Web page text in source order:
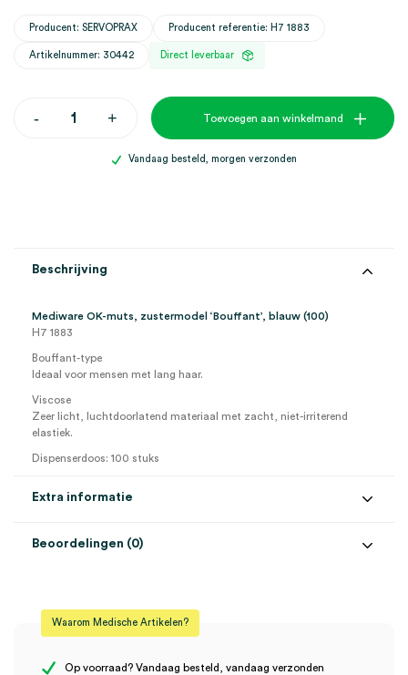
Producent: SERVOPRAX Producent referentie: H7 1883
Artikelnummer: 30442 Direct leverbaar
-Mediware
zustermodel
+ Toevoegen aan winkelmand
Vandaag besteld, morgen verzonden
Beschrijving
Mediware OK-muts, zustermodel ‘Bouffant’, blauw (100)
H7 1883
Bouffant-type
Ideaal voor mensen met lang haar.
Viscose
Zeer licht, luchtdoorlatend materiaal met zacht, niet-irriterend
elastiek.
Dispenserdoos: 100 stuks
Extra informatie
Steriel onsteriel
Beoordelingen (0)
Er zijn nog geen beoordelingen.
Waarom Medische Artikelen?
Op voorraad? Vandaag besteld, vandaag verzonden